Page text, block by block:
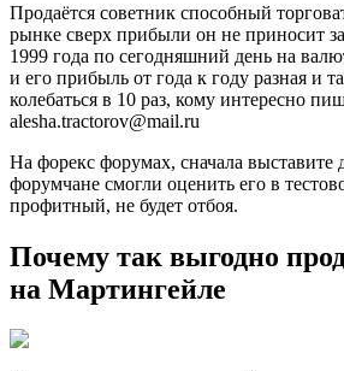
Продаётся советник способный
рынке сверх прибыли он не приносит
1999 года по сегодняшний день на
и его прибыль от года к году разная и
колебаться в 10 раз, кому интересно
alesha.tractorov@mail.ru
На форекс форумах, сначала
форумчане смогли оценить его в
профитный, не будет отбоя.
Почему так выгодно
на Мартингейле